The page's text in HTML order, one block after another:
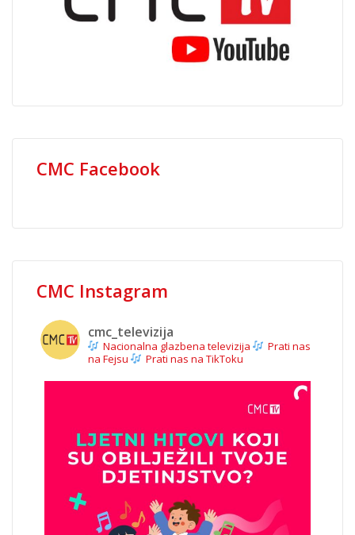
CMC Facebook
CMC Instagram
cmc_televizija
Nacionalna glazbena televizija
Prati nas
na Fejsu
Prati nas na TikToku